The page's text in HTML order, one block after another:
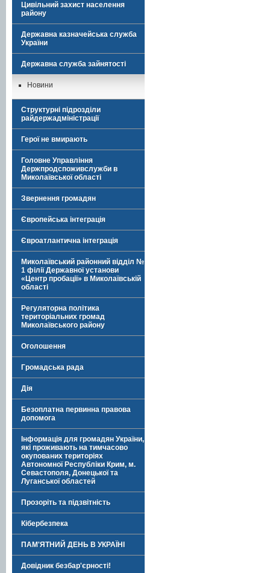
Цивільний захист населення
району
Державна казначейська служба
України
Державна служба зайнятості
Новини
Структурні підрозділи
райдержадміністрації
Герої не вмирають
Головне Управління
Держпродспоживслужби в
Миколаївської області
Звернення громадян
Європейська інтеграція
Євроатлантична інтеграція
Миколаївський районний відділ №
1 філії Державної установи
«Центр пробації» в Миколаївській
області
Регуляторна політика
територіальних громад
Миколаївського району
Оголошення
Громадська рада
Дія
Безоплатна первинна правова
допомога
Інформація для громадян України,
які проживають на тимчасово
окупованих територіях
Автономної Республіки Крим, м.
Севастополя, Донецької та
Луганської областей
Прозоріть та підзвітність
Кібербезпека
ПАМ'ЯТНИЙ ДЕНЬ В УКРАЇНІ
Довідник безбар'єрності!